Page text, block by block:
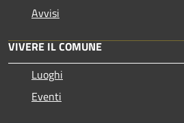
Avvisi
VIVERE IL COMUNE
Luoghi
Eventi